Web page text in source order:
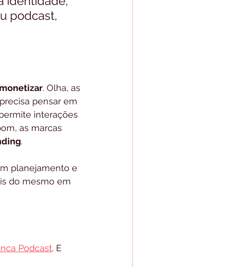
podcast,
. Olha, as
pensar em
interações
as marcas
.
planejamento e
do mesmo em
Podcast. E